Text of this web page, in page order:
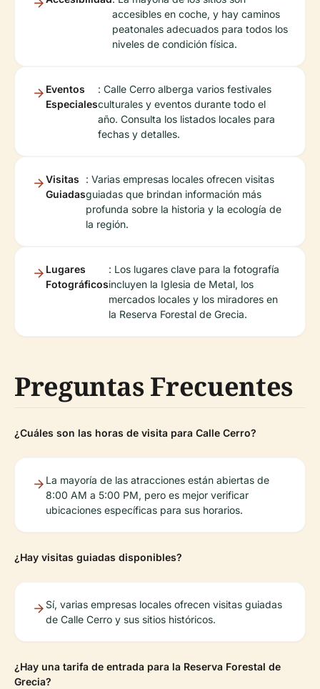
accesibles en coche, y hay caminos
peatonales adecuados para todos los
niveles de condición física.
Eventos
Especiales
: Calle Cerro alberga varios festivales
culturales y eventos durante todo el
año. Consulta los listados locales para
fechas y detalles.
Visitas
Guiadas
: Varias empresas locales ofrecen visitas
guiadas que brindan información más
profunda sobre la historia y la ecología de
la región.
Lugares
Fotográficos
: Los lugares clave para la fotografía
incluyen la Iglesia de Metal, los
mercados locales y los miradores en
la Reserva Forestal de Grecia.
Preguntas Frecuentes
¿Cuáles son las horas de visita para Calle Cerro?
La mayoría de las atracciones están abiertas de
8:00 AM a 5:00 PM, pero es mejor verificar
ubicaciones específicas para sus horarios.
¿Hay visitas guiadas disponibles?
Sí, varias empresas locales ofrecen visitas guiadas
de Calle Cerro y sus sitios históricos.
¿Hay una tarifa de entrada para la Reserva Forestal de
Grecia?